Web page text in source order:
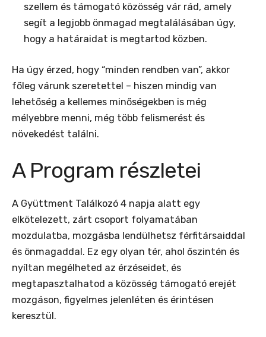
szellem és támogató közösség vár rád, amely
segít a legjobb önmagad megtalálásában úgy,
hogy a határaidat is megtartod közben.
Ha úgy érzed, hogy “minden rendben van”, akkor
főleg várunk szeretettel – hiszen mindig van
lehetőség a kellemes minőségekben is még
mélyebbre menni, még több felismerést és
növekedést találni.
A Program részletei
A Gyüttment Találkozó 4 napja alatt egy
elkötelezett, zárt csoport folyamatában
mozdulatba, mozgásba lendülhetsz férfitársaiddal
és önmagaddal. Ez egy olyan tér, ahol őszintén és
nyíltan megélheted az érzéseidet, és
megtapasztalhatod a közösség támogató erejét
mozgáson, figyelmes jelenléten és érintésen
keresztül.